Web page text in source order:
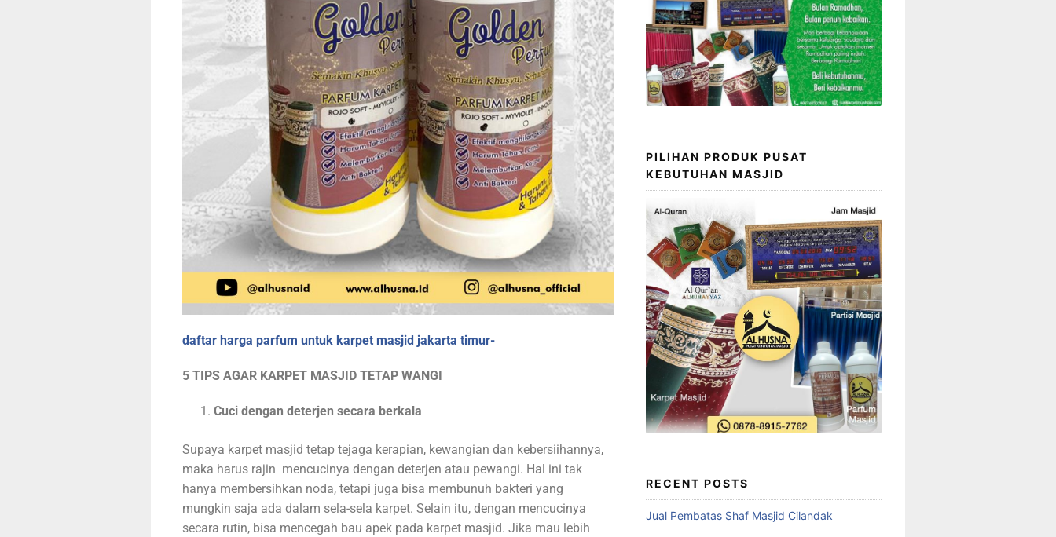
daftar harga parfum untuk karpet masjid jakarta timur-
5 TIPS AGAR KARPET MASJID TETAP WANGI
Cuci dengan deterjen secara berkala
Supaya karpet masjid tetap tejaga kerapian, kewangian dan kebersiihannya,
maka harus rajin mencucinya dengan deterjen atau pewangi. Hal ini tak
hanya membersihkan noda, tetapi juga bisa membunuh bakteri yang
mungkin saja ada dalam sela-sela karpet. Selain itu, dengan mencucinya
secara rutin, bisa mencegah bau apek pada karpet masjid. Jika mau lebih
PILIHAN PRODUK PUSAT
KEBUTUHAN MASJID
RECENT POSTS
Jual Pembatas Shaf Masjid Cilandak